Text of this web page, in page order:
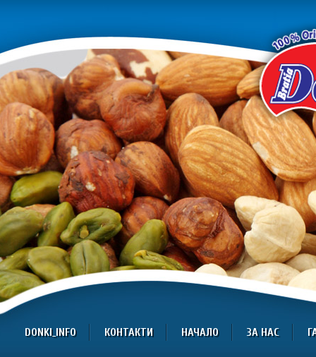
DONKI_INFO КОНТАКТИ НАЧАЛО ЗА НАС